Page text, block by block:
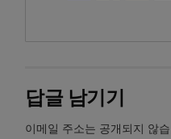
답글 남기기
이메일 주소는 공개되지 않